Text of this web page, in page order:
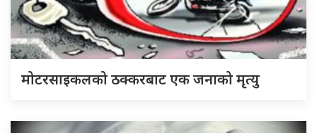
मोटरसाइकलको ठक्करबाट एक जनाको मृत्यु